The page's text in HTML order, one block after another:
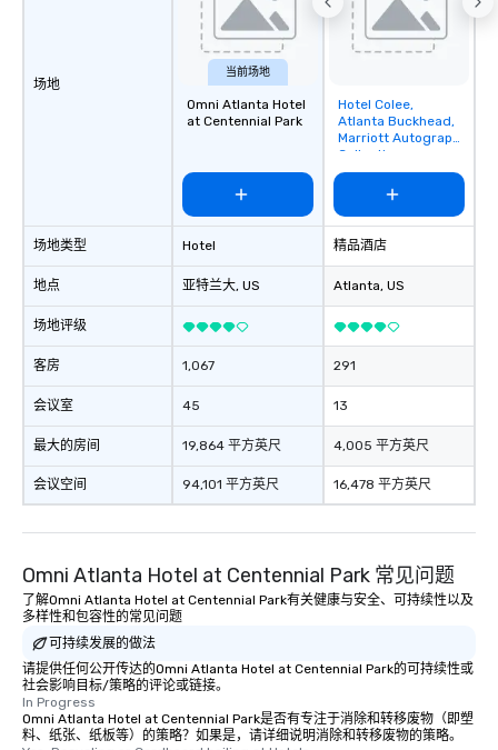
场地
场地类型
地点
场地评级
客房
会议室
最大的房间
会议空间
当前场地
Omni Atlanta Hotel
at Centennial Park
Hotel
亚特兰大, US
1,067
45
19,864 平方英尺
94,101 平方英尺
Removed from
favorites
Hotel Colee,
Atlanta Buckhead,
Marriott Autograph
Collection
精品酒店
Atlanta, US
291
13
4,005 平方英尺
16,478 平方英尺
Omni Atlanta Hotel at Centennial Park 常见问题
了解Omni Atlanta Hotel at Centennial Park有关健康与安全、可持续性以及
多样性和包容性的常见问题
可持续发展的做法
请提供任何公开传达的Omni Atlanta Hotel at Centennial Park的可持续性或
社会影响目标/策略的评论或链接。
In Progress
Omni Atlanta Hotel at Centennial Park是否有专注于消除和转移废物（即塑
料、纸张、纸板等）的策略？如果是，请详细说明消除和转移废物的策略。